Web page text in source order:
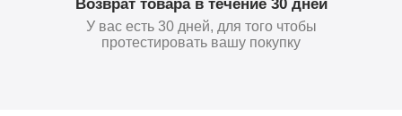
Возврат товара в течение 30 дней
У вас есть 30 дней, для того чтобы
протестировать вашу покупку